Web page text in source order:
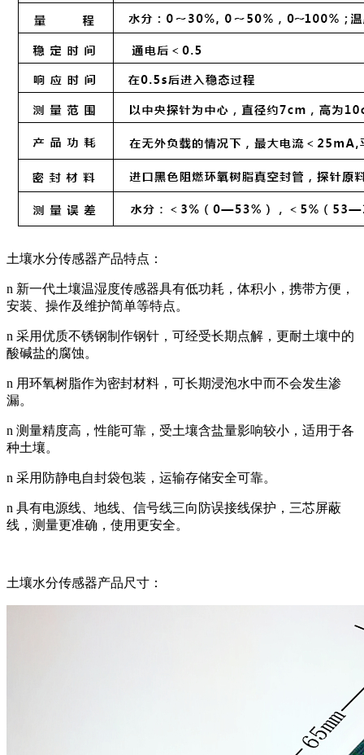
土壤水分传感器产品特点：
n 新一代土壤温湿度传感器具有低功耗，体积小，携带方便，
安装、操作及维护简单等特点。
n 采用优质不锈钢制作钢针，可经受长期点解，更耐土壤中的
酸碱盐的腐蚀。
n 用环氧树脂作为密封材料，可长期浸泡水中而不会发生渗
漏。
n 测量精度高，性能可靠，受土壤含盐量影响较小，适用于各
种土壤。
n 采用防静电自封袋包装，运输存储安全可靠。
n 具有电源线、地线、信号线三向防误接线保护，三芯屏蔽
线，测量更准确，使用更安全。
土壤水分传感器产品尺寸：